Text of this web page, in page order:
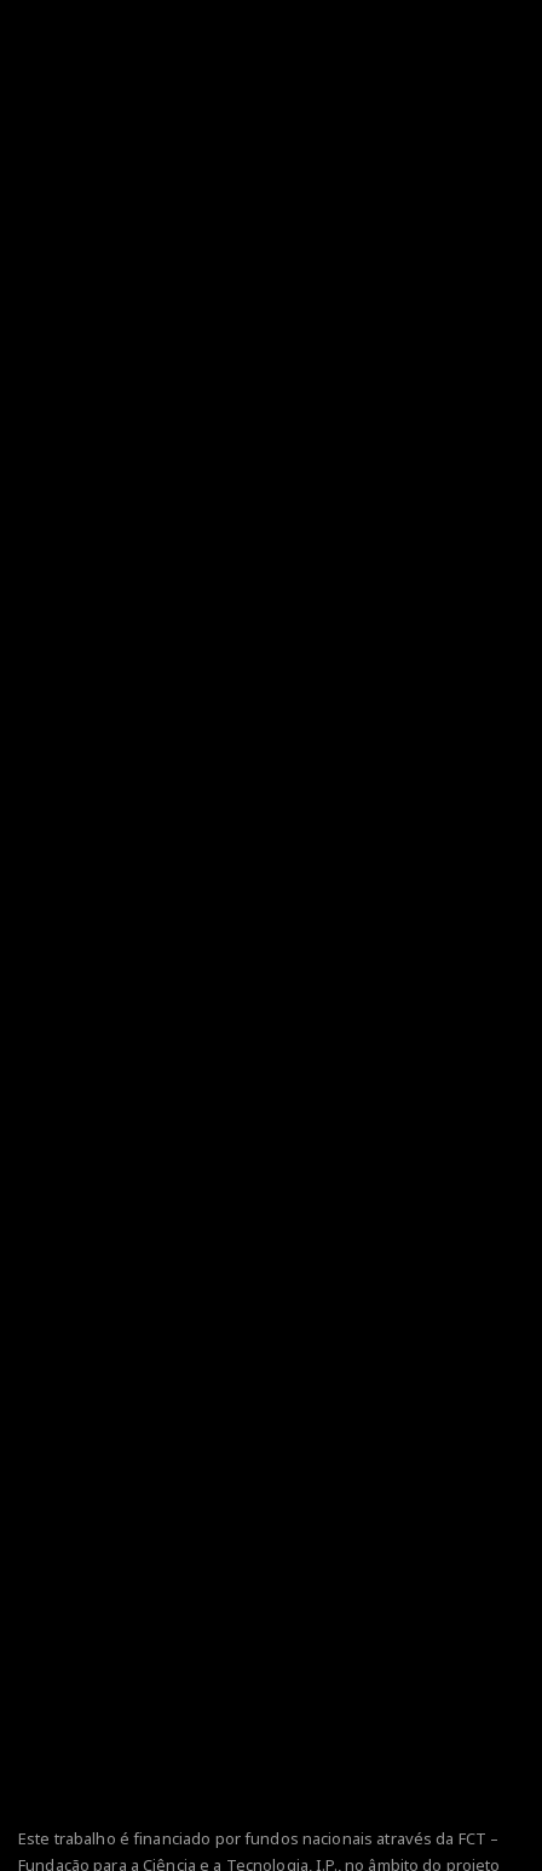
Este trabalho é financiado por fundos nacionais através da FCT –
Fundação para a Ciência e a Tecnologia, I.P., no âmbito do projeto